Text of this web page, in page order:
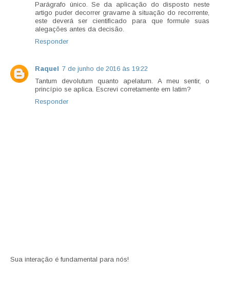
Parágrafo único. Se da aplicação do disposto neste
artigo puder decorrer gravame à situação do recorrente,
este deverá ser cientificado para que formule suas
alegações antes da decisão.
Responder
Raquel 7 de junho de 2016 às 19:22
Tantum devolutum quanto apelatum. A meu sentir, o
princípio se aplica. Escrevi corretamente em latim?
Responder
Sua interação é fundamental para nós!